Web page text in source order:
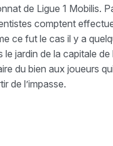
de Ligue 1 Mobilis.
comptent
ce fut le cas il y a
jardin de la capitale
du bien aux joueurs
de l’impasse.